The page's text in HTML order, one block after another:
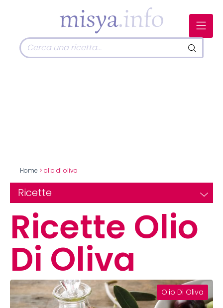
Home > olio di oliva
Ricette
Ricette Olio
Di Oliva
Olio Di Oliva